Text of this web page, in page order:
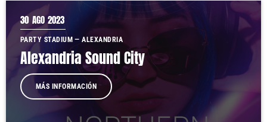
30 AGO 2023
PARTY STADIUM — ALEXANDRIA
Alexandria Sound City
MÁS INFORMACIÓN